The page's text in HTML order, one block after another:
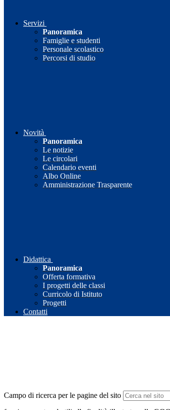
Servizi
Panoramica
Famiglie e studenti
Personale scolastico
Percorsi di studio
Novità
Panoramica
Le notizie
Le circolari
Calendario eventi
Albo Online
Amministrazione Trasparente
Didattica
Panoramica
Offerta formativa
I progetti delle classi
Curricolo di Istituto
Progetti
Contatti
Campo di ricerca per le pagine del sito